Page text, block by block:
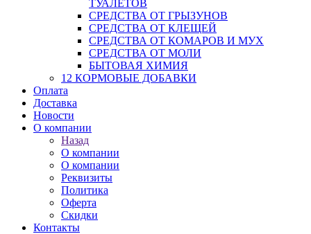
ТУАЛЕТОВ
СРЕДСТВА ОТ ГРЫЗУНОВ
СРЕДСТВА ОТ КЛЕЩЕЙ
СРЕДСТВА ОТ КОМАРОВ И МУХ
СРЕДСТВА ОТ МОЛИ
БЫТОВАЯ ХИМИЯ
12 КОРМОВЫЕ ДОБАВКИ
Оплата
Доставка
Новости
О компании
Назад
О компании
О компании
Реквизиты
Политика
Оферта
Скидки
Контакты